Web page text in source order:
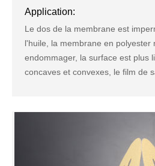
Application:
Le dos de la membrane est
l'huile, la membrane en polyester
endommager, la surface est plus
concaves et convexes, le film de